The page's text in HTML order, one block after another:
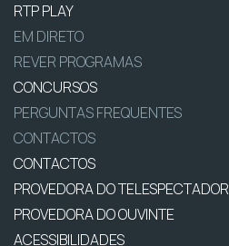
RTP PLAY
EM DIRETO
REVER PROGRAMAS
CONCURSOS
PERGUNTAS FREQUENTES
CONTACTOS
CONTACTOS
PROVEDORA DO TELESPECTADOR
PROVEDORA DO OUVINTE
ACESSIBILIDADES